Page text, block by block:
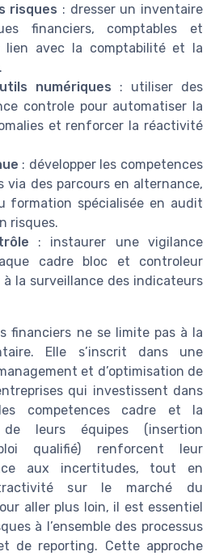
risques : dresser un inventaire
financiers, comptables et
lien avec la comptabilité et la
numériques : utiliser des
controle pour automatiser la
et renforcer la réactivité
: développer les competences
via des parcours en alternance,
formation spécialisée en audit
risques.
: instaurer une vigilance
cadre bloc et controleur
la surveillance des indicateurs
financiers ne se limite pas à la
Elle s’inscrit dans une
et d’optimisation de
qui investissent dans
competences cadre et la
de leurs équipes (insertion
qualifié) renforcent leur
aux incertitudes, tout en
sur le marché du
aller plus loin, il est essentiel
à l’ensemble des processus
de reporting. Cette approche